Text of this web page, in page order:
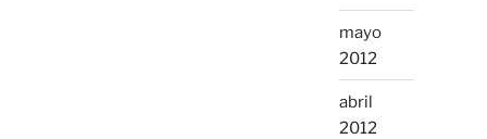
mayo
2012
abril
2012